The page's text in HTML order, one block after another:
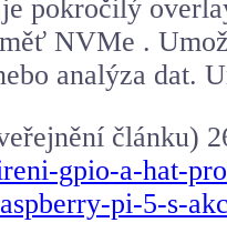
pokročilý
NVMe .
analýza dat.
článku)
gpio-a-hat-
pi-5-s-